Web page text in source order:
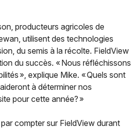
producteurs agricoles de
utilisent des technologies
du semis à la récolte. FieldView
du succès. « Nous réfléchissons
», explique Mike. « Quels sont
à déterminer nos
pour cette année? »
compter sur FieldView durant